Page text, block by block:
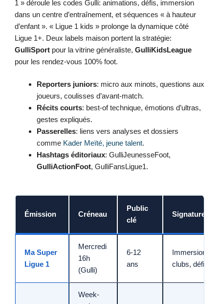
1 » déroule les codes Gulli: animations, défis, immersion
dans un centre d’entraînement, et séquences « à hauteur
d’enfant ». « Ligue 1 kids » prolonge la dynamique côté
Ligue 1+. Deux labels maison portent la stratégie:
GulliSport pour la vitrine généraliste, GulliKidsLeague
pour les rendez-vous 100% foot.
Reporters juniors: micro aux minots, questions aux
joueurs, coulisses d’avant-match.
Récits courts: best-of technique, émotions d’ultras,
gestes expliqués.
Passerelles: liens vers analyses et dossiers
comme Kader Meïté, jeune talent.
Hashtags éditoriaux: GulliJeunesseFoot,
GulliActionFoot, GulliFansLigue1.
Émission Créneau
Public
clé
Signature
Ma Super
Ligue 1
Mercredi
16h
(Gulli)
6-12
ans
Immersion
clubs, défis
Week-